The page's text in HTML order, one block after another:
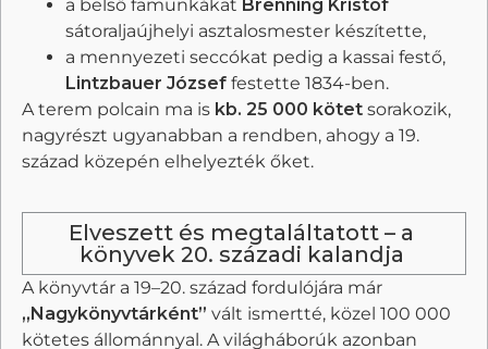
a belső famunkákat Brenning Kristóf
sátoraljaújhelyi asztalosmester készítette,
a mennyezeti seccókat pedig a kassai festő,
Lintzbauer Józseffestette 1834-ben.
A terem polcain ma is kb. 25 000 kötetsorakozik,
nagyrészt ugyanabban a rendben, ahogy a 19.
század közepén elhelyezték őket.
Elveszett és megtaláltatott – a
könyvek 20. századi kalandja
A könyvtár a 19–20. század fordulójára már
„Nagykönyvtárként” vált ismertté, közel 100 000
kötetes állománnyal. A világháborúk azonban